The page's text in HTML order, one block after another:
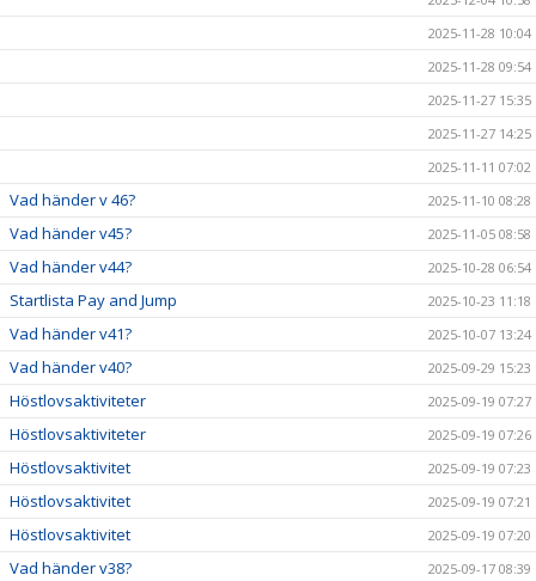
2025-11-28 10:04
2025-11-28 09:54
2025-11-27 15:35
2025-11-27 14:25
2025-11-11 07:02
Vad händer v 46? 2025-11-10 08:28
Vad händer v45? 2025-11-05 08:58
Vad händer v44? 2025-10-28 06:54
Startlista Pay and Jump 2025-10-23 11:18
Vad händer v41? 2025-10-07 13:24
Vad händer v40? 2025-09-29 15:23
Höstlovsaktiviteter 2025-09-19 07:27
Höstlovsaktiviteter 2025-09-19 07:26
Höstlovsaktivitet 2025-09-19 07:23
Höstlovsaktivitet 2025-09-19 07:21
Höstlovsaktivitet 2025-09-19 07:20
Vad händer v38? 2025-09-17 08:39